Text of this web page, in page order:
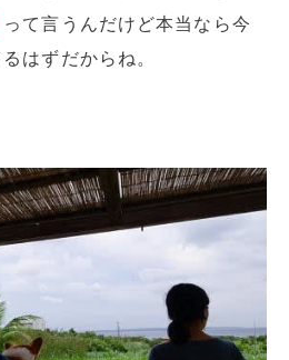
って言うんだけど本当なら今
はずだからね。